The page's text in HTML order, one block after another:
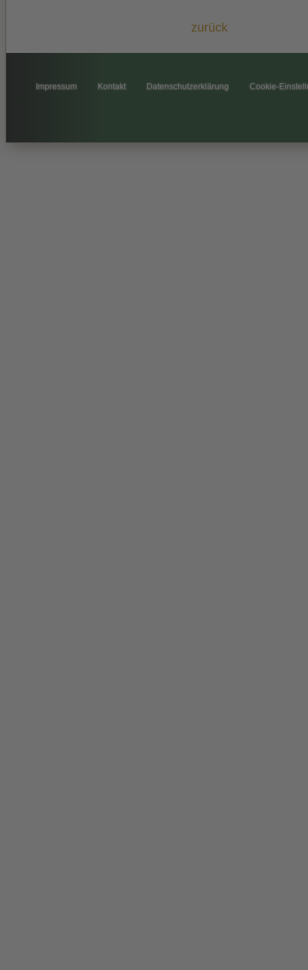
zurück
Impressum Kontakt Datenschutzerklärung Cookie-